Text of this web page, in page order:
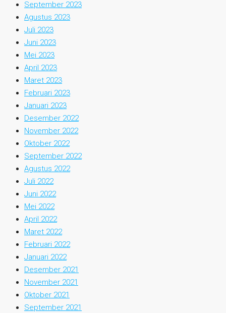
September 2023
Agustus 2023
Juli 2023
Juni 2023
Mei 2023
April 2023
Maret 2023
Februari 2023
Januari 2023
Desember 2022
November 2022
Oktober 2022
September 2022
Agustus 2022
Juli 2022
Juni 2022
Mei 2022
April 2022
Maret 2022
Februari 2022
Januari 2022
Desember 2021
November 2021
Oktober 2021
September 2021